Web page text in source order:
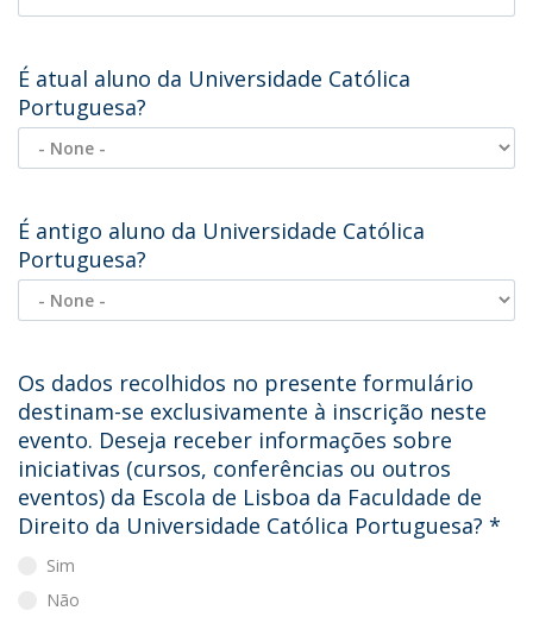
É atual aluno da Universidade Católica
Portuguesa?
É antigo aluno da Universidade Católica
Portuguesa?
Os dados recolhidos no presente formulário
destinam-se exclusivamente à inscrição neste
evento. Deseja receber informações sobre
iniciativas (cursos, conferências ou outros
eventos) da Escola de Lisboa da Faculdade de
Direito da Universidade Católica Portuguesa? *
Sim
Não